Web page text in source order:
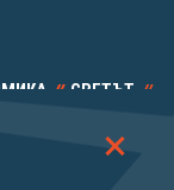
СВЕТЪТ
КАЛЕЙДОСКОП